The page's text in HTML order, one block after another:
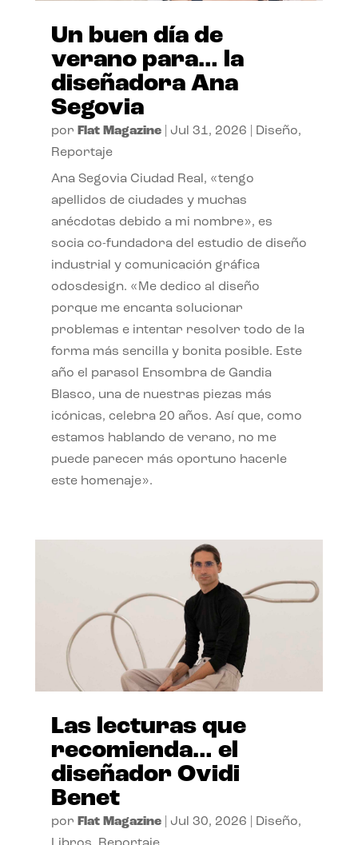
Un buen día de
verano para… la
diseñadora Ana
Segovia
por Flat Magazine| Jul 31, 2026 Diseño,
Reportaje
Ana Segovia Ciudad Real, «tengo
apellidos de ciudades y muchas
anécdotas debido a mi nombre», es
socia co-fundadora del estudio de diseño
industrial y comunicación gráfica
odosdesign. «Me dedico al diseño
porque me encanta solucionar
problemas e intentar resolver todo de la
forma más sencilla y bonita posible. Este
año el parasol Ensombra de Gandia
Blasco, una de nuestras piezas más
icónicas, celebra 20 años. Así que, como
estamos hablando de verano, no me
puede parecer más oportuno hacerle
este homenaje».
Las lecturas que
recomienda… el
diseñador Ovidi
Benet
por Flat Magazine| Jul 30, 2026 Diseño,